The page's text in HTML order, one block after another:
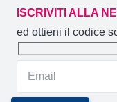
ISCRIVITI ALLA
ed ottieni il codice